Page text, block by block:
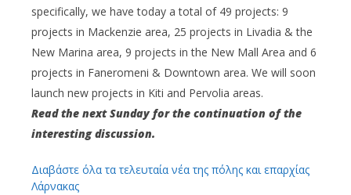
specifically, we have today a total of 49 projects: 9
projects in Mackenzie area, 25 projects in Livadia & the
New Marina area, 9 projects in the New Mall Area and 6
projects in Faneromeni & Downtown area. We will soon
launch new projects in Kiti and Pervolia areas.
Read the next Sunday for the continuation of the
interesting discussion.
Διαβάστε όλα τα τελευταία νέα της πόλης και επαρχίας
Λάρνακας